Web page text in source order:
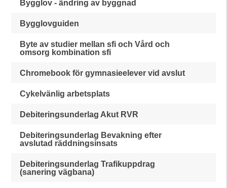
Bygglov - ändring av byggnad
Bygglovguiden
Byte av studier mellan sfi och Vård och
omsorg kombination sfi
Chromebook för gymnasieelever vid avslut
Cykelvänlig arbetsplats
Debiteringsunderlag Akut RVR
Debiteringsunderlag Bevakning efter
avslutad räddningsinsats
Debiteringsunderlag Trafikuppdrag
(sanering vägbana)